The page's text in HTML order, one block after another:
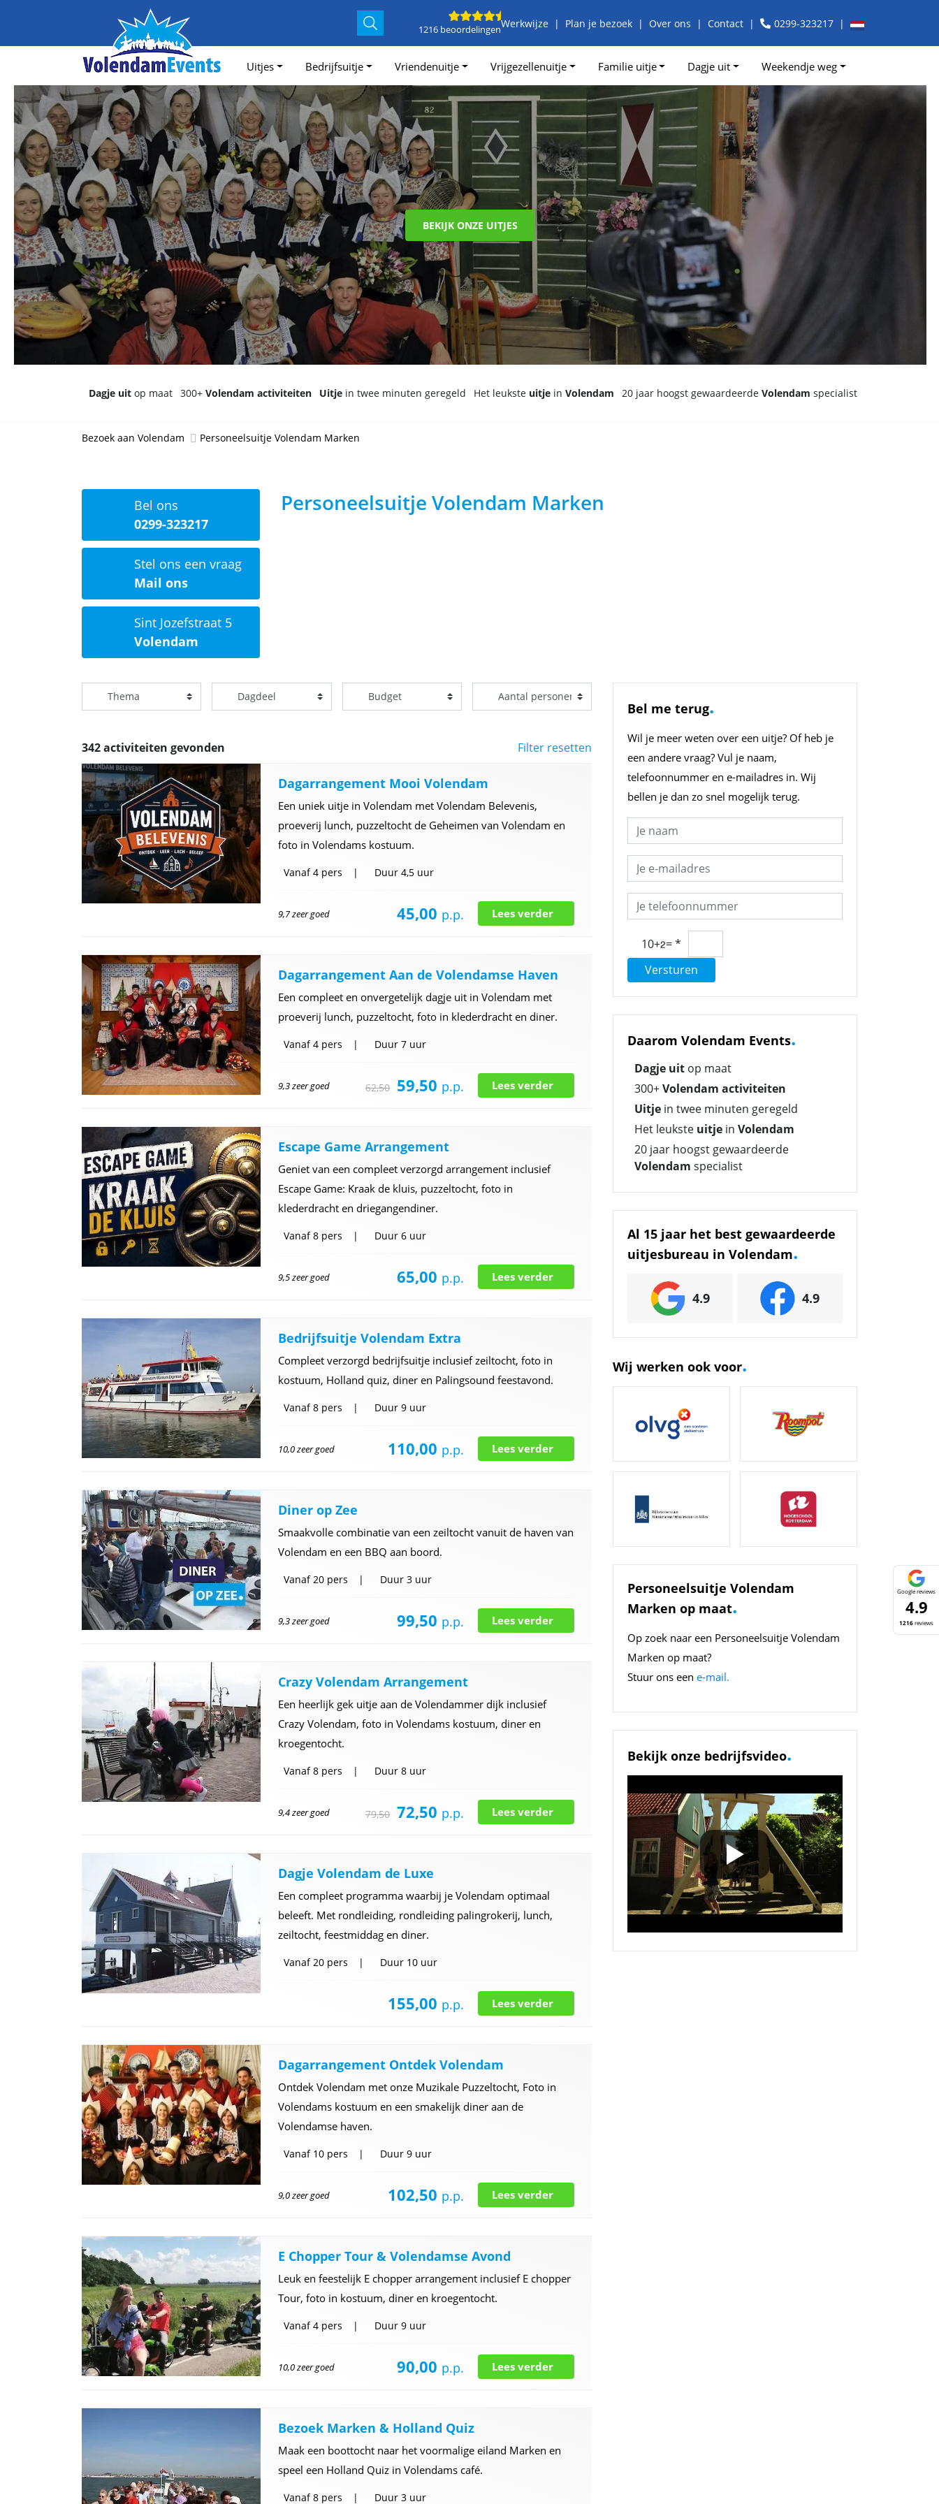
1216 beoordelingenWerkwijze Plan je bezoek Over ons Contact 0299-323217
Uitjes Bedrijfsuitje Vriendenuitje Vrijgezellenuitje Familie uitje Dagje uit Weekendje weg
BEKIJK ONZE UITJES
Dagje uit op maat 300+ Volendam activiteiten Uitje in twee minuten geregeld Het leukste uitje in Volendam 20 jaar hoogst gewaardeerde Volendam specialist
Bezoek aan Volendam Personeelsuitje Volendam Marken
Bel ons
0299-323217
Stel ons een vraag
Mail ons
Sint Jozefstraat 5
Volendam
Personeelsuitje Volendam Marken
342 activiteiten gevonden Filter resetten
Dagarrangement Mooi Volendam
Een uniek uitje in Volendam met Volendam Belevenis,
proeverij lunch, puzzeltocht de Geheimen van Volendam en
foto in Volendams kostuum.
Vanaf4 pers Duur4,5 uur
9,7 zeer goed 45,00 p.p. Lees verder
Dagarrangement Aan de Volendamse Haven
Een compleet en onvergetelijk dagje uit in Volendam met
proeverij lunch, puzzeltocht, foto in klederdracht en diner.
Vanaf4 pers Duur7 uur
9,3 zeer goed 62,50 59,50 p.p. Lees verder
Escape Game Arrangement
Geniet van een compleet verzorgd arrangement inclusief
Escape Game: Kraak de kluis, puzzeltocht, foto in
klederdracht en driegangendiner.
Vanaf8 pers Duur6 uur
9,5 zeer goed 65,00 p.p. Lees verder
Bedrijfsuitje Volendam Extra
Compleet verzorgd bedrijfsuitje inclusief zeiltocht, foto in
kostuum, Holland quiz, diner en Palingsound feestavond.
Vanaf8 pers Duur9 uur
10,0 zeer goed 110,00 p.p. Lees verder
Diner op Zee
Smaakvolle combinatie van een zeiltocht vanuit de haven van
Volendam en een BBQ aan boord.
Vanaf20 pers Duur3 uur
9,3 zeer goed 99,50 p.p. Lees verder
Crazy Volendam Arrangement
Een heerlijk gek uitje aan de Volendammer dijk inclusief
Crazy Volendam, foto in Volendams kostuum, diner en
kroegentocht.
Vanaf8 pers Duur8 uur
9,4 zeer goed 79,50 72,50 p.p. Lees verder
Dagje Volendam de Luxe
Een compleet programma waarbij je Volendam optimaal
beleeft. Met rondleiding, rondleiding palingrokerij, lunch,
zeiltocht, feestmiddag en diner.
Vanaf20 pers Duur10 uur
155,00 p.p. Lees verder
Dagarrangement Ontdek Volendam
Ontdek Volendam met onze Muzikale Puzzeltocht, Foto in
Volendams kostuum en een smakelijk diner aan de
Volendamse haven.
Vanaf10 pers Duur9 uur
9,0 zeer goed 102,50 p.p. Lees verder
E Chopper Tour & Volendamse Avond
Leuk en feestelijk E chopper arrangement inclusief E chopper
Tour, foto in kostuum, diner en kroegentocht.
Vanaf4 pers Duur9 uur
10,0 zeer goed 90,00 p.p. Lees verder
Bezoek Marken & Holland Quiz
Maak een boottocht naar het voormalige eiland Marken en
speel een Holland Quiz in Volendams café.
Vanaf8 pers Duur3 uur
Bel me terug.
Wil je meer weten over een uitje? Of heb je
een andere vraag? Vul je naam,
telefoonnummer en e-mailadres in. Wij
bellen je dan zo snel mogelijk terug.
10+ =*
Versturen
Daarom Volendam Events.
Dagje uit op maat
300+Volendam activiteiten
Uitje in twee minuten geregeld
Het leukste uitje in Volendam
20 jaar hoogst gewaardeerde
Volendam specialist
Al 15 jaar het best gewaardeerde
uitjesbureau in Volendam.
4.9 4.9
Wij werken ook voor.
Personeelsuitje Volendam
Marken op maat.
Op zoek naar een Personeelsuitje Volendam
Marken op maat?
Stuur ons een e-mail.
Bekijk onze bedrijfsvideo.
Google reviews
4.9
1216reviews